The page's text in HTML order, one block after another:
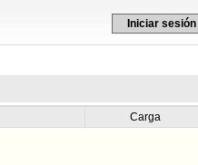
Iniciar sesión
Carga